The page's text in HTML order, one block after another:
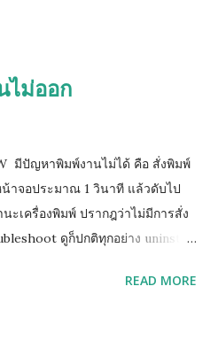
ม่ออก
มีปัญหาพิมพ์งานไม่ได้ คือ สั่งพิมพ์
าจอประมาณ 1 วินาที แล้วดับไป
ะเครื่องพิมพ์ ปรากฎว่าไม่มีการสั่ง
ดูก็ปกติทุกอย่าง uninstall
วิธีแก้ไขเบื้องต้น ให้คุณทำการ Add
READ MORE